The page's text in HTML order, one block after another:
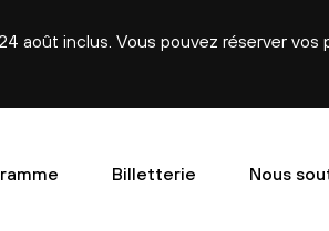
août inclus. Vous pouvez réserver vos
Billetterie Nous